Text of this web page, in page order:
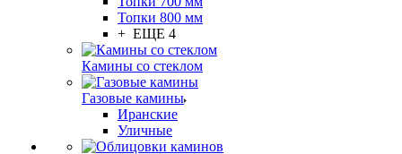
Топки 800 мм
+ ЕЩЕ 4
Камины со стеклом
Газовые камины
Иранские
Уличные